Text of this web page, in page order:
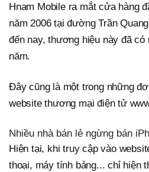
Hnam Mobile ra mắt cửa hàng
năm 2006 tại đường Trần
đến nay, thương hiệu này đã có
năm.
Đây cũng là một trong những
website thương mại điện tử
Nhiều nhà bán lẻ ngừng bán
Hiện tại, khi truy cập vào
thoại, máy tính bảng... chỉ hiện